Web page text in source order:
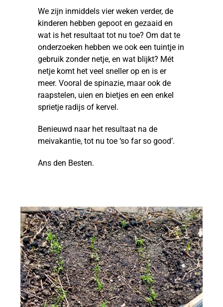
We zijn inmiddels vier weken verder, de
kinderen hebben gepoot en gezaaid en
wat is het resultaat tot nu toe? Om dat te
onderzoeken hebben we ook een tuintje in
gebruik zonder netje, en wat blijkt? Mét
netje komt het veel sneller op en is er
meer. Vooral de spinazie, maar ook de
raapstelen, uien en bietjes en een enkel
sprietje radijs of kervel.
Benieuwd naar het resultaat na de
meivakantie, tot nu toe ‘so far so good’.
Ans den Besten.